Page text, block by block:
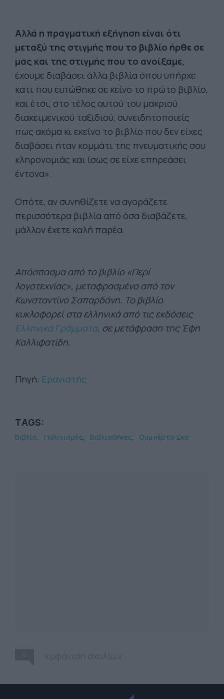
Αλλά η πραγματική εξήγηση είναι ότι
μεταξύ της στιγμής που το βιβλίο ήρθε σε
μας και της στιγμής που το ανοίξαμε,
έχουμε διαβάσει άλλα βιβλία όπου υπήρχε
κάτι που ειπώθηκε σε κείνο το πρώτο βιβλίο,
και έτσι, στο τέλος αυτού του μακριού
διακειμενικού ταξιδιού, συνειδητοποιείς
πως ακόμα κι εκείνο το βιβλίο που δεν είχες
διαβάσει ήταν κομμάτι της πνευματικής σου
κληρονομιάς και ίσως σε είχε επηρεάσει
έντονα».
Οπότε, αν συνηθίζετε να αγοράζετε
περισσότερα βιβλία από όσα διαβάζετε,
μάλλον έχετε καλή παρέα.
Απόσπασμα από το βιβλίο «Περί
λογοτεχνίας», μεταφρασμένο από τον
Κωνσταντίνο Σαπαρδάνη. Το βιβλίο
κυκλοφορεί στα ελληνικά από τις εκδόσεις
Ελληνικά Γράμματα, σε μετάφραση της Έφη
Καλλιφατίδη.
Πηγή: Ερανιστής
TAGS:
Βιβλίο Πολιτισμός Βιβλιοθήκες Ουμπέρτο Έκο